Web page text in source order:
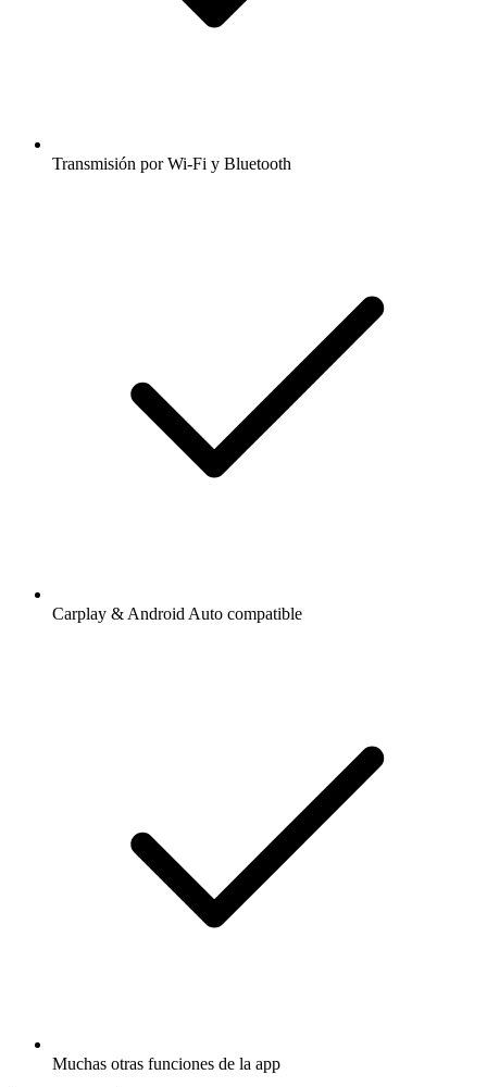
Transmisión por Wi-Fi y Bluetooth
Carplay & Android Auto compatible
Muchas otras funciones de la app